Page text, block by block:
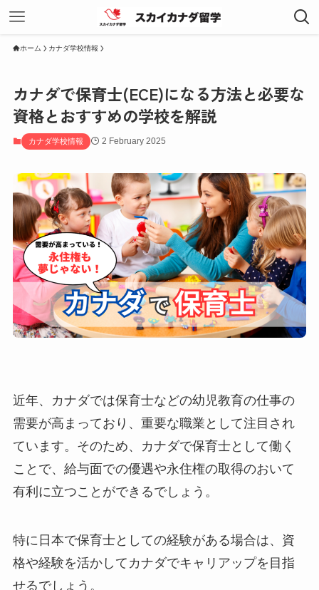
ホーム カナダ学校情報
カナダで保育士(ECE)になる方法と必要な
資格とおすすめの学校を解説
カナダ学校情報 2 February 2025
近年、カナダでは保育士などの幼児教育の仕事の
需要が高まっており、重要な職業として注目され
ています。そのため、カナダで保育士として働く
ことで、給与面での優遇や永住権の取得のおいて
有利に立つことができるでしょう。
特に日本で保育士としての経験がある場合は、資
格や経験を活かしてカナダでキャリアップを目指
せるでしょう。